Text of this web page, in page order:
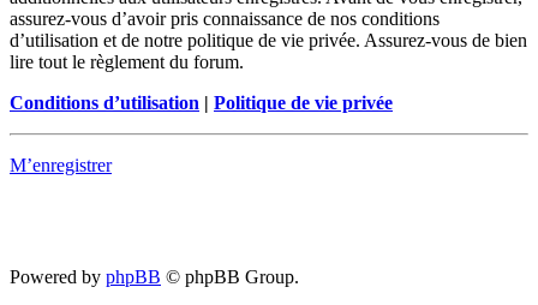
assurez-vous d’avoir pris connaissance de nos conditions
d’utilisation et de notre politique de vie privée. Assurez-vous de bien
lire tout le règlement du forum.
Conditions d’utilisation | Politique de vie privée
M’enregistrer
Powered by phpBB © phpBB Group.